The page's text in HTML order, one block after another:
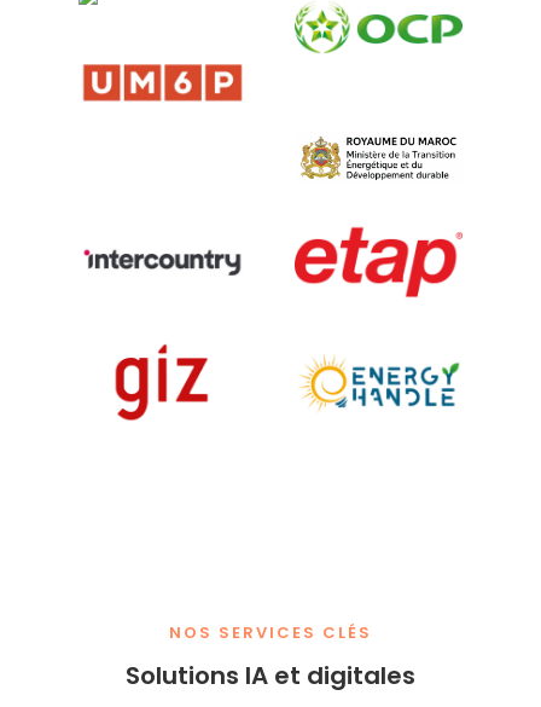
NOS SERVICES CLÉS
Solutions IA et digitales